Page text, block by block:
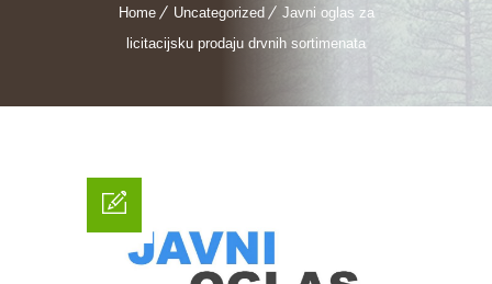
Home Uncategorized
Javni oglas za
licitacijsku prodaju drvnih sortimenata